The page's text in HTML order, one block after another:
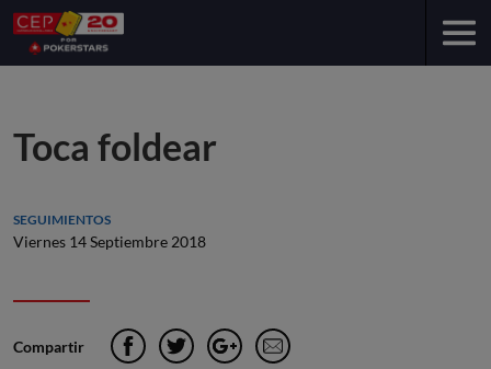
Toca foldear
SEGUIMIENTOS
Viernes 14 Septiembre 2018
Compartir FacebookTwitterGoogle+